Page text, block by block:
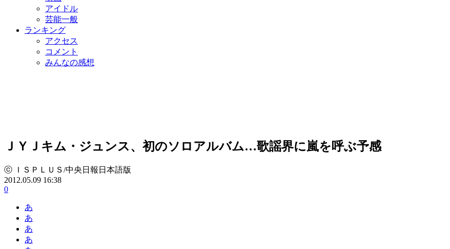
アイドル
芸能一般
ランキング
アクセス
コメント
みんなの感想
ＪＹＪキム・ジュンス、初のソロアルバム…歌謡界に嵐を呼ぶ予感
ⓒ ＩＳＰＬＵＳ/中央日報日本語版
2012.05.09 16:38
0
あ
あ
あ
あ